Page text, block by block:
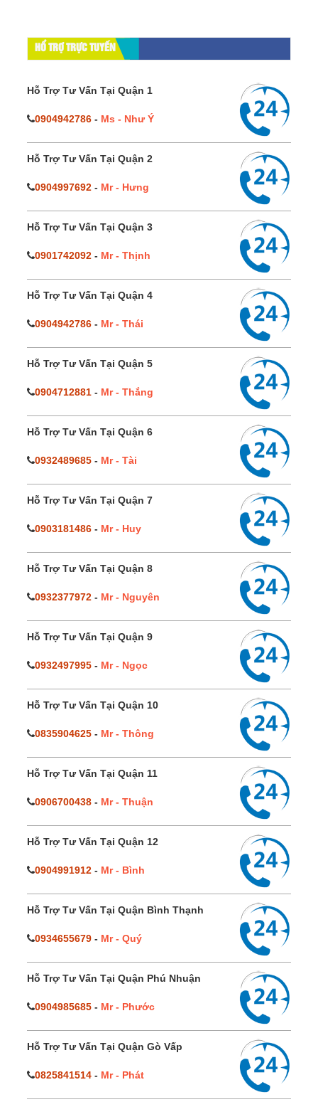
HỔ TRỢ TRỰC TUYẾN
Hỗ Trợ Tư Vấn Tại Quận 1
0904942786 - Ms - Như Ý
Hỗ Trợ Tư Vấn Tại Quận 2
0904997692 - Mr - Hưng
Hỗ Trợ Tư Vấn Tại Quận 3
0901742092 - Mr - Thịnh
Hỗ Trợ Tư Vấn Tại Quận 4
0904942786 - Mr - Thái
Hỗ Trợ Tư Vấn Tại Quận 5
0904712881 - Mr - Thắng
Hỗ Trợ Tư Vấn Tại Quận 6
0932489685 - Mr - Tài
Hỗ Trợ Tư Vấn Tại Quận 7
0903181486 - Mr - Huy
Hỗ Trợ Tư Vấn Tại Quận 8
0932377972 - Mr - Nguyên
Hỗ Trợ Tư Vấn Tại Quận 9
0932497995 - Mr - Ngọc
Hỗ Trợ Tư Vấn Tại Quận 10
0835904625 - Mr - Thông
Hỗ Trợ Tư Vấn Tại Quận 11
0906700438 - Mr - Thuận
Hỗ Trợ Tư Vấn Tại Quận 12
0904991912 - Mr - Bình
Hỗ Trợ Tư Vấn Tại Quận Bình Thạnh
0934655679 - Mr - Quý
Hỗ Trợ Tư Vấn Tại Quận Phú Nhuận
0904985685 - Mr - Phước
Hỗ Trợ Tư Vấn Tại Quận Gò Vấp
0825841514 - Mr - Phát